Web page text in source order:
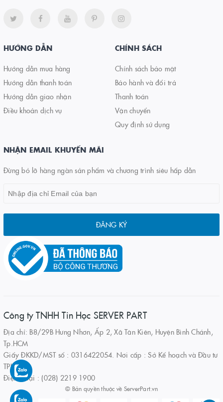
HƯỚNG DẪN
Hướng dẫn mua hàng
Hướng dẫn thanh toán
Hướng dẫn giao nhận
Điều khoản dịch vụ
CHÍNH SÁCH
Chính sách bảo mật
Bảo hành và đổi trả
Thanh toán
Vận chuyển
Quy định sử dụng
NHẬN EMAIL KHUYẾN MÃI
Đừng bỏ lỡ hàng ngàn sản phẩm và chương trình siêu hấp dẫn
ĐĂNG KÝ
Công ty TNHH Tin Học SERVER PART
Địa chỉ: B8/29B Hưng Nhơn, Ấp 2, Xã Tân Kiên, Huyện Bình Chánh,
Tp.HCM
Giấy ĐKKD/MST số : 0316422054. Nơi cấp : Sở Kế hoạch và Đầu tư
TPHCM
Điện thoại : (028) 2219 1900
© Bản quyền thuộc về ServerPart.vn